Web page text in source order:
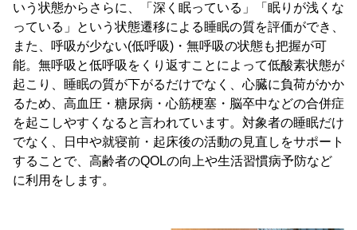
いう状態からさらに、「深く眠っている」「眠りが浅くな
っている」という状態遷移による睡眠の質を評価ができ、
また、呼吸が少ない(低呼吸)・無呼吸の状態も把握が可
能。無呼吸と低呼吸をくり返すことによって低酸素状態が
起こり、睡眠の質が下がるだけでなく、心臓に負荷がかか
るため、高血圧・糖尿病・心筋梗塞・脳卒中などの合併症
を起こしやすくなると言われています。対象者の睡眠だけ
でなく、日中や就寝前・起床後の活動の見直しをサポート
することで、高齢者のQOLの向上や生活習慣病予防など
に利用をします。